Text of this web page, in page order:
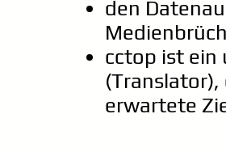
den
cctop ist ein
erwartete